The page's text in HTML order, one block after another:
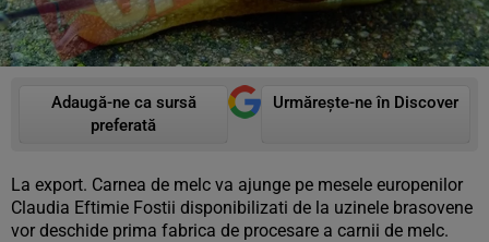
Adaugă-ne ca sursă
preferată
Urmărește-ne în Discover
La export. Carnea de melc va ajunge pe mesele europenilor
Claudia Eftimie Fostii disponibilizati de la uzinele brasovene
vor deschide prima fabrica de procesare a carnii de melc.